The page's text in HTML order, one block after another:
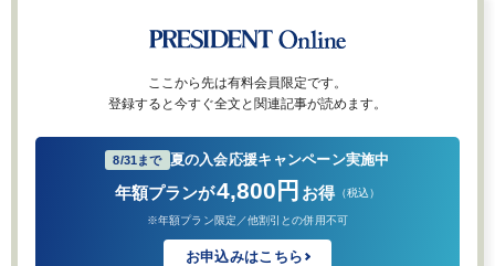
ここから先は有料会員限定です。
登録すると今すぐ全文と関連記事が読めます。
8/31まで 夏の入会応援キャンペーン実施中
年額プランが4,800円 お得 （税込）
※年額プラン限定／他割引との併用不可
お申込みはこちら